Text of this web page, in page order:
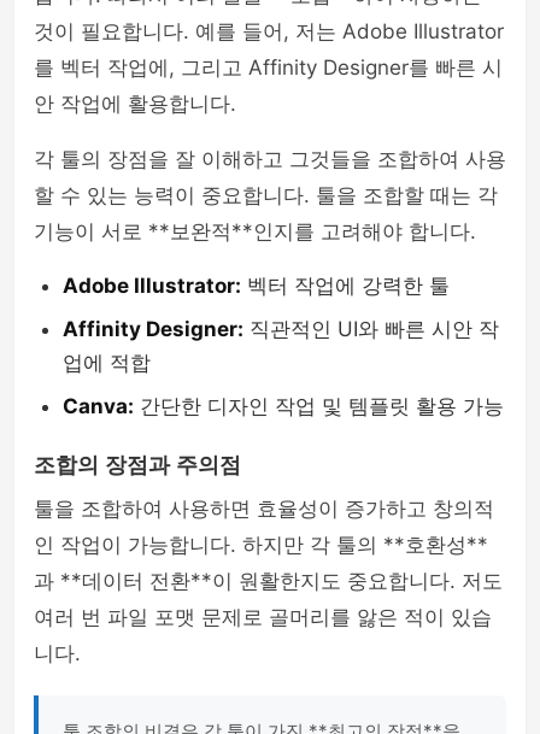
것이 필요합니다. 예를 들어, 저는 Adobe Illustrator
를 벡터 작업에, 그리고 Affinity Designer를 빠른 시
안 작업에 활용합니다.
각 툴의 장점을 잘 이해하고 그것들을 조합하여 사용
할 수 있는 능력이 중요합니다. 툴을 조합할 때는 각
기능이 서로 **보완적**인지를 고려해야 합니다.
Adobe Illustrator: 벡터 작업에 강력한 툴
Affinity Designer: 직관적인 UI와 빠른 시안 작
업에 적합
Canva: 간단한 디자인 작업 및 템플릿 활용 가능
조합의 장점과 주의점
툴을 조합하여 사용하면 효율성이 증가하고 창의적
인 작업이 가능합니다. 하지만 각 툴의 **호환성**
과 **데이터 전환**이 원활한지도 중요합니다. 저도
여러 번 파일 포맷 문제로 골머리를 앓은 적이 있습
니다.